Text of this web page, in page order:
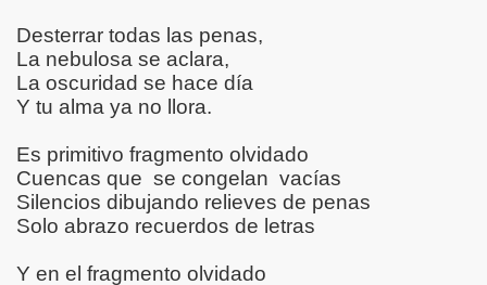
Desterrar todas las penas,
La nebulosa se aclara,
La oscuridad se hace día
Y tu alma ya no llora.
Es primitivo fragmento olvidado
Cuencas que se congelan vacías
Silencios dibujando relieves de penas
Solo abrazo recuerdos de letras
Y en el fragmento olvidado
LA PROVINCIA CONSTITUCIONAL DEL CALLAO -